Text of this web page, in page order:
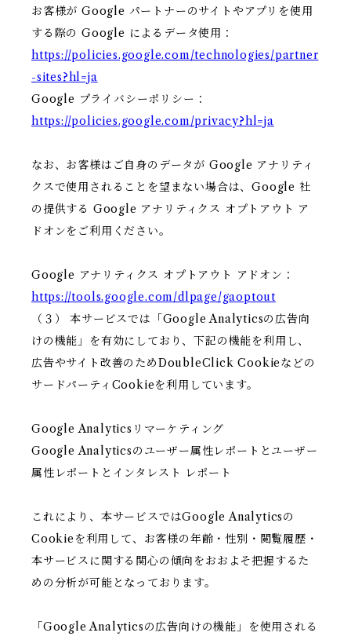
お客様が Google パートナーのサイトやアプリを使用
する際の Google によるデータ使用：
https://policies.google.com/technologies/partner
-sites?hl=ja
Google プライバシーポリシー：
https://policies.google.com/privacy?hl=ja
なお、お客様はご自身のデータが Google アナリティ
クスで使用されることを望まない場合は、Google 社
の提供する Google アナリティクス オプトアウト ア
ドオンをご利用ください。
Google アナリティクス オプトアウト アドオン：
https://tools.google.com/dlpage/gaoptout
（３） 本サービスでは「Google Analyticsの広告向
けの機能」を有効にしており、下記の機能を利用し、
広告やサイト改善のためDoubleClick Cookieなどの
サードパーティCookieを利用しています。
Google Analyticsリマーケティング
Google Analyticsのユーザー属性レポートとユーザー
属性レポートとインタレスト レポート
これにより、本サービスではGoogle Analyticsの
Cookieを利用して、お客様の年齢・性別・閲覧履歴・
本サービスに関する関心の傾向をおおよそ把握するた
めの分析が可能となっております。
「Google Analyticsの広告向けの機能」を使用される